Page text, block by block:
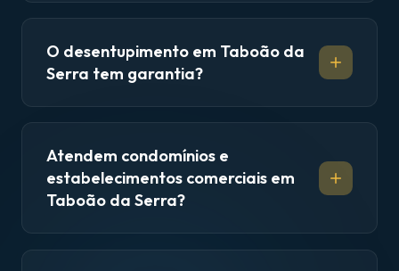
O desentupimento em Taboão da
Serra tem garantia?
Atendem condomínios e
estabelecimentos comerciais em
Taboão da Serra?